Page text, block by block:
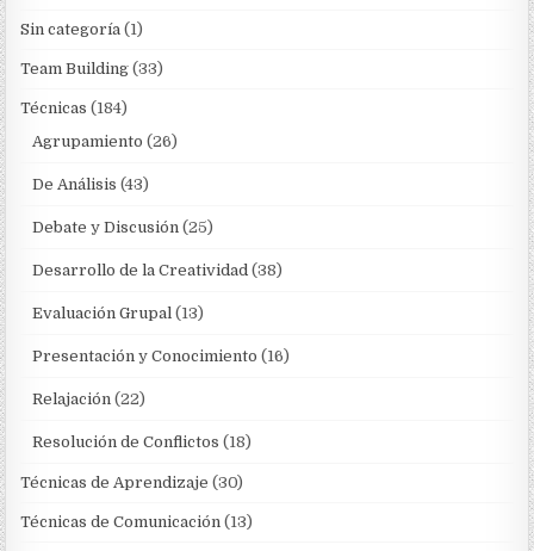
Sin categoría (1)
Team Building (33)
Técnicas (184)
Agrupamiento (26)
De Análisis (43)
Debate y Discusión (25)
Desarrollo de la Creatividad (38)
Evaluación Grupal (13)
Presentación y Conocimiento (16)
Relajación (22)
Resolución de Conflictos (18)
Técnicas de Aprendizaje (30)
Técnicas de Comunicación (13)